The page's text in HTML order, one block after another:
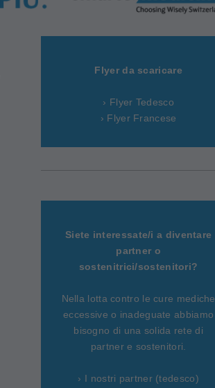
Flyer da scaricare
› Flyer Tedesco
› Flyer Francese
Siete interessate/i a diventare
partner o
sostenitrici/sostenitori?
Nella lotta contro le cure mediche
eccessive o inadeguate abbiamo
bisogno di una solida rete di
partner e sostenitori.
› I nostri partner (tedesco)